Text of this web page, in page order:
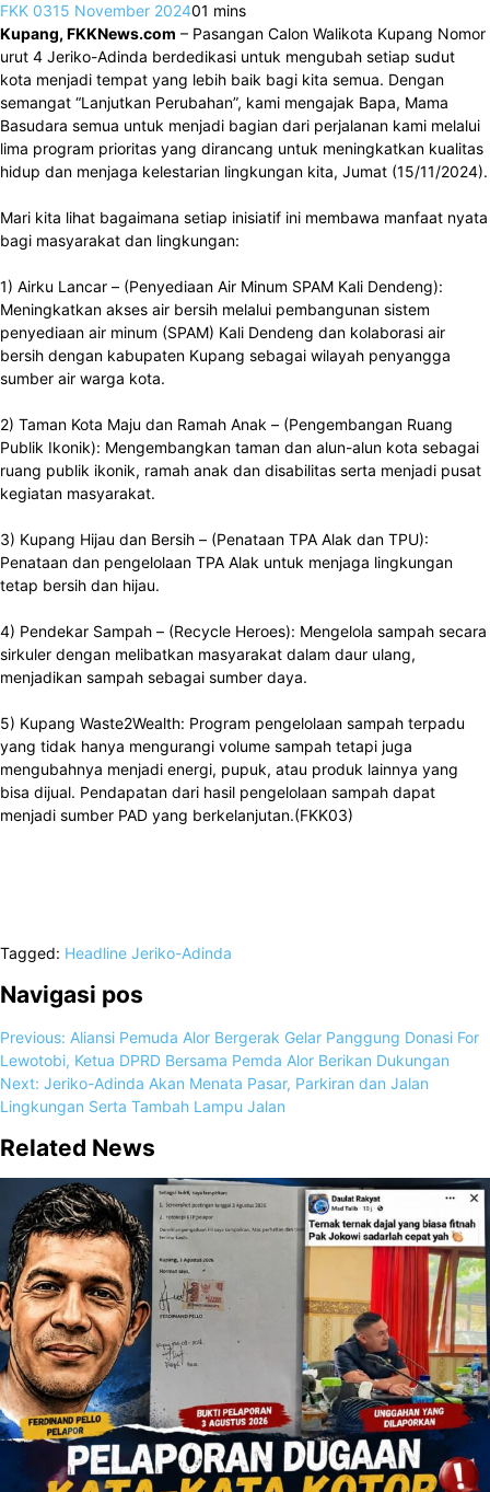
FKK 0315 November 202401 mins
Kupang, FKKNews.com – Pasangan Calon Walikota Kupang Nomor
urut 4 Jeriko-Adinda berdedikasi untuk mengubah setiap sudut
kota menjadi tempat yang lebih baik bagi kita semua. Dengan
semangat “Lanjutkan Perubahan”, kami mengajak Bapa, Mama
Basudara semua untuk menjadi bagian dari perjalanan kami melalui
lima program prioritas yang dirancang untuk meningkatkan kualitas
hidup dan menjaga kelestarian lingkungan kita, Jumat (15/11/2024).
Mari kita lihat bagaimana setiap inisiatif ini membawa manfaat nyata
bagi masyarakat dan lingkungan:
1) Airku Lancar – (Penyediaan Air Minum SPAM Kali Dendeng):
Meningkatkan akses air bersih melalui pembangunan sistem
penyediaan air minum (SPAM) Kali Dendeng dan kolaborasi air
bersih dengan kabupaten Kupang sebagai wilayah penyangga
sumber air warga kota.
2) Taman Kota Maju dan Ramah Anak – (Pengembangan Ruang
Publik Ikonik): Mengembangkan taman dan alun-alun kota sebagai
ruang publik ikonik, ramah anak dan disabilitas serta menjadi pusat
kegiatan masyarakat.
3) Kupang Hijau dan Bersih – (Penataan TPA Alak dan TPU):
Penataan dan pengelolaan TPA Alak untuk menjaga lingkungan
tetap bersih dan hijau.
4) Pendekar Sampah – (Recycle Heroes): Mengelola sampah secara
sirkuler dengan melibatkan masyarakat dalam daur ulang,
menjadikan sampah sebagai sumber daya.
5) Kupang Waste2Wealth: Program pengelolaan sampah terpadu
yang tidak hanya mengurangi volume sampah tetapi juga
mengubahnya menjadi energi, pupuk, atau produk lainnya yang
bisa dijual. Pendapatan dari hasil pengelolaan sampah dapat
menjadi sumber PAD yang berkelanjutan.(FKK03)
Tagged: Headline Jeriko-Adinda
Navigasi pos
Previous: Aliansi Pemuda Alor Bergerak Gelar Panggung Donasi For
Lewotobi, Ketua DPRD Bersama Pemda Alor Berikan Dukungan
Next: Jeriko-Adinda Akan Menata Pasar, Parkiran dan Jalan
Lingkungan Serta Tambah Lampu Jalan
Related News